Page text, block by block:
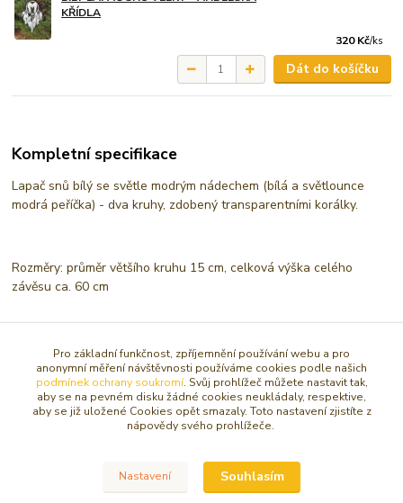
KŘÍDLA
320 Kč/ks
Dát do košíčku
Kompletní specifikace
Lapač snů bílý se světle modrým nádechem (bílá a světlounce
modrá peříčka) - dva kruhy, zdobený transparentními korálky.
Rozměry: průměr většího kruhu 15 cm, celková výška celého
závěsu ca. 60 cm
Podle starých legend severoamerických indiánů se špatné sny
zachytí v síti lapače a ráno jsou zničeny denním světlem, právě
proto by měl být lapač snů umístěn volně v prostoru, nejlépe
někde nad snícím – spícím a mělo by na něj alespoň jednou za den
Zboží zařazeno v kategoriích
Pro základní funkčnost, zpříjemnění používání webu a pro
anonymní měření návštěvnosti používáme cookies podle našich
podmínek ochrany soukromí. Svůj prohlížeč můžete nastavit tak,
aby se na pevném disku žádné cookies neukládaly, respektive,
aby se již uložené Cookies opět smazaly. Toto nastavení zjistíte z
nápovědy svého prohlížeče.
Nastavení Souhlasím